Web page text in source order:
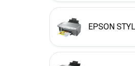
EPSON